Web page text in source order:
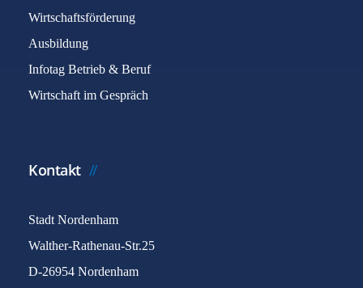
Wirtschaftsförderung
Ausbildung
Infotag Betrieb & Beruf
Wirtschaft im Gespräch
Kontakt
Stadt Nordenham
Walther-Rathenau-Str.25
D-26954 Nordenham